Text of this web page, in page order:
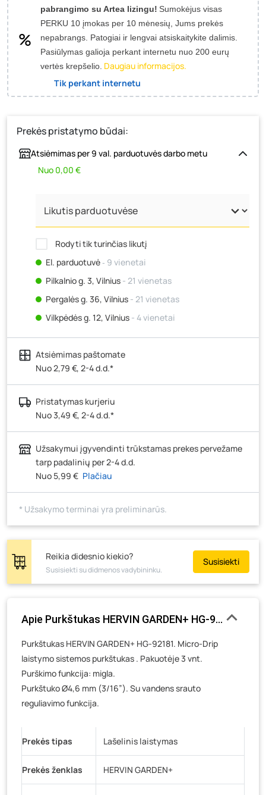
pabrangimo su Artea lizingu! Sumokėjus visas
PERKU 10 įmokas per 10 mėnesių, Jums prekės
nepabrangs. Patogiai ir lengvai atsiskaitykite dalimis.
Pasiūlymas galioja perkant internetu nuo 200 eurų
vertės krepšelio. Daugiau informacijos.
Tik perkant internetu
Prekės pristatymo būdai:
Atsiėmimas per 9 val. parduotuvės darbo metu
Nuo 0,00 €
Rodyti tik turinčias likutį
El. parduotuvė‐ 9 vienetai
Pilkalnio g. 3, Vilnius - 21 vienetas
Pergalės g. 36, Vilnius - 21 vienetas
Vilkpėdės g. 12, Vilnius - 4 vienetai
Ateities g. 15, Vilnius- 4 vienetai
Kauno r., Narsiečių k., Vytauto g. 183, Kaunas
vienetai
Šilutės pl. 83A, Klaipėda- 0 vienetų
Pramonės g. 7, Šiauliai
Klaipėdos g. 170R, Panevėžys
J. Basanavičiaus g. 6, Utena
Novočėbės k. 3, Kėdainiai
Skuodo g. 41, Mažeikiai- 7 vienetai
Žemaičių g. 2, Raseiniai
Pramonės g. 6E, Šilutė- 0 vienetų
Gedimino g. 54, Tauragė- 0 vienetų
Veteranų g. 11, Visaginas - 0 vienetų
Baravykų g. 1, Druskininkai- 0 vienetų
Vilniaus g. 89D, Ukmergė - 0 vienetų
K. Donelaičio g. 17, Rokiškis
Šaltupės g. 64, Zarasai
Atsiėmimas paštomate
Nuo 2,79 €, 2-4 d.d.*
Pristatymas kurjeriu
Nuo 3,49 €, 2-4 d.d.*
Užsakymui įgyvendinti trūkstamas prekes pervežame
tarp padalinių per 2-4 d.d.
Nuo 5,99 € Plačiau
* Užsakymo terminai yra preliminarūs.
Reikia didesnio kiekio?
Susisiekti su didmenos vadybininku.
Susisiekti
Apie Purkštukas HERVIN GARDEN+ HG-92181,
Purkštukas HERVIN GARDEN+ HG-92181. Micro-Drip
laistymo sistemos purkštukas . Pakuotėje 3 vnt.
Purškimo funkcija: migla.
Purkštuko Ø4,6 mm (3/16”). Su vandens srauto
reguliavimo funkcija.
Prekės tipas Lašelinis laistymas
Prekės ženklas HERVIN GARDEN+